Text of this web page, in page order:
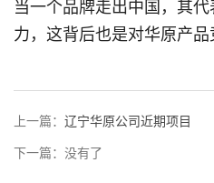
当一个品牌走出中国，其代
力，这背后也是对华原产品
上一篇： 辽宁华原公司近期项目
下一篇：没有了